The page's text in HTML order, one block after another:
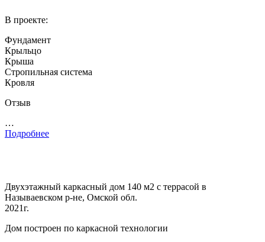
В проекте:
Фундамент
Крыльцо
Крыша
Стропильная система
Кровля
Отзыв
…
Подробнее
Двухэтажный каркасный дом 140 м2 с террасой в
Называевском р-не, Омской обл.
2021г.
Дом построен по каркасной технологии